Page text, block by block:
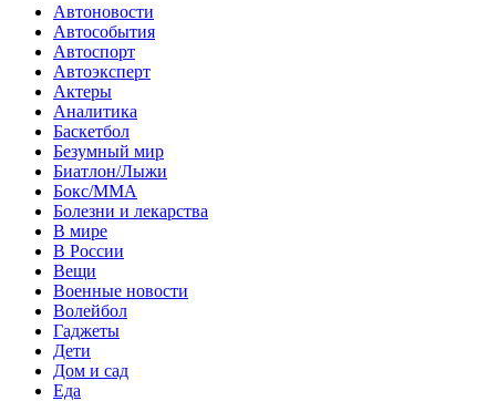
Автоновости
Автособытия
Автоспорт
Автоэксперт
Актеры
Аналитика
Баскетбол
Безумный мир
Биатлон/Лыжи
Бокс/MMA
Болезни и лекарства
В мире
В России
Вещи
Военные новости
Волейбол
Гаджеты
Дети
Дом и сад
Еда